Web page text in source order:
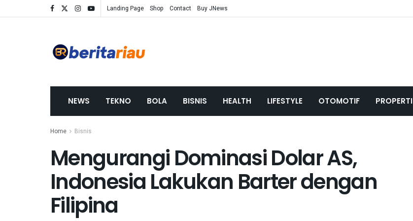
Landing Page Shop Contact Buy JNews
NEWS TEKNO BOLA BISNIS HEALTH LIFESTYLE OTOMOTIF PROPERTI
Home Bisnis
Mengurangi Dominasi Dolar AS,
Indonesia Lakukan Barter dengan
Filipina